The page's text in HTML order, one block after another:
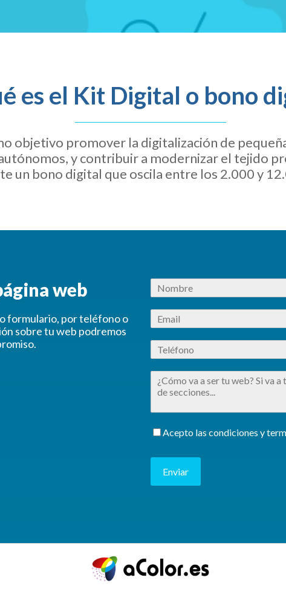
es el Kit Digital o bono
objetivo promover la digitalización de
y contribuir a modernizar el tejido
un bono digital que oscila entre los 2.000 y
web
formulario, por teléfono o
sobre tu web podremos
Acepto las condiciones y
Enviar